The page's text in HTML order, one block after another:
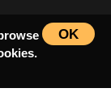
سرپاڼه
OK